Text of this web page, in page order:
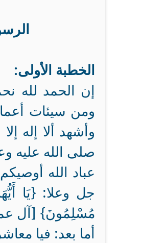
الخطبة الأولى:
إن الحمد لله
ومن سيئات
وأشهد ألا إله
صلى الله عليه
عباد الله
جل وعلا: {يَا
مُسْلِمُونَ} [آل
أما بعد: فيا